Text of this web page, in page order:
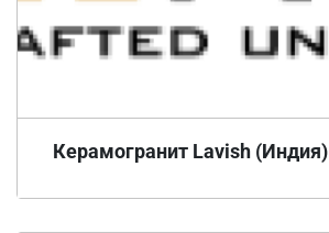
Керамогранит Lavish (Индия)